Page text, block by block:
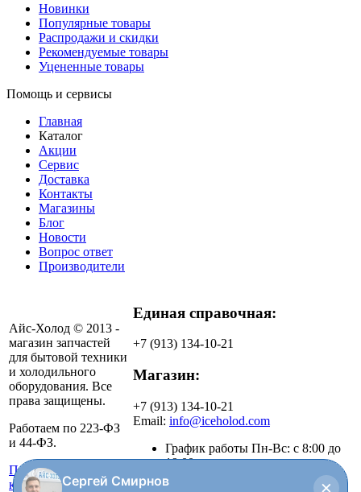
Новинки
Популярные товары
Распродажи и скидки
Рекомендуемые товары
Уцененные товары
Помощь и сервисы
Главная
Каталог
Акции
Сервис
Доставка
Контакты
Магазины
Блог
Новости
Вопрос ответ
Производители
Айс-Холод © 2013 -
магазин запчастей
для бытовой техники
и холодильного
оборудования. Все
права защищены.
Работаем по 223-ФЗ
и 44-ФЗ.
Посмотреть адреса на
карте
Единая справочная:
+7 (913) 134-10-21
Магазин:
+7 (913) 134-10-21
Email: info@iceholod.com
График работы Пн-Вс: с 8:00 до
19:00